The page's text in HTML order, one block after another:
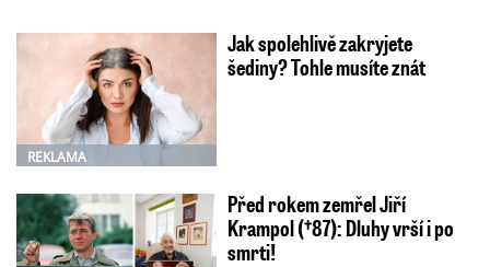
REKLAMA
Jak spolehlivě zakryjete
šediny? Tohle musíte znát
Před rokem zemřel Jiří
Krampol (†87): Dluhy vrší i po
smrti!